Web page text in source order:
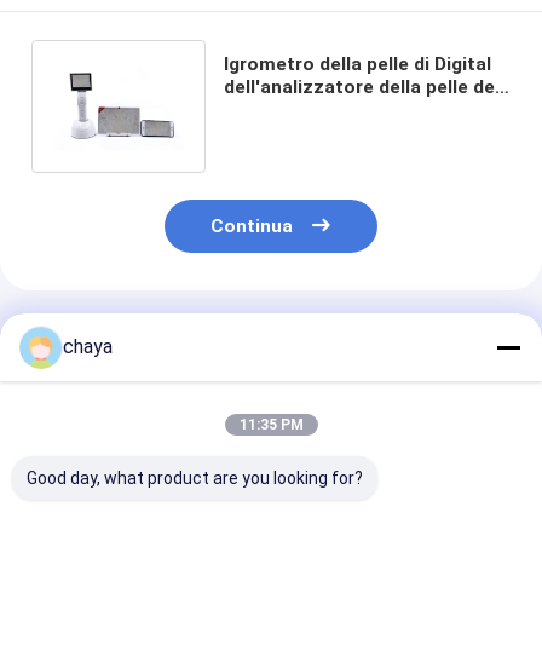
Igrometro della pelle di Digital
dell'analizzatore della pelle del
Continua
Prodotti Raccomandati
chaya
11:35 PM
Good day, what product are you looking for?